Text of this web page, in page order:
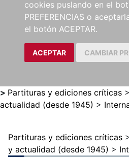
cookies puslando en el
PREFERENCIAS o
el botón ACEPTAR.
ACEPTAR CAMBIAR
> Partituras y ediciones críticas >
actualidad (desde 1945) >
Partituras y ediciones críticas >
y actualidad (desde 1945) >